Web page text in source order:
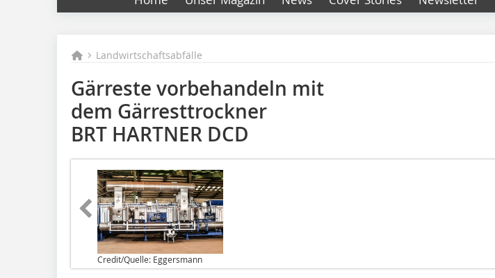
Landwirtschaftsabfälle
Gärreste vorbehandeln mit
dem Gärresttrockner
BRT HARTNER DCD
Credit/Quelle: Eggersmann